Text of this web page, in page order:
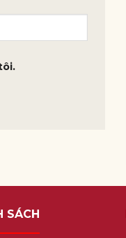
SÁCH